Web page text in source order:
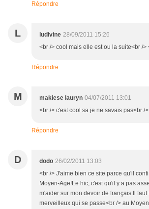
Répondre
L ludivine 28/09/2011 15:26
<br /> cool mais elle est ou la suite<br />
Répondre
M makiese lauryn 04/07/2011 13:01
<br /> c'est cool sa je ne savais pas<br /
Répondre
D dodo 26/02/2011 13:03
<br /> J'aime bien ce site parce qu'il
Moyen-Age!Le hic, c'est qu'il y a pas
m'aider sur mon devoir de français.Il faut
merveilleux qui se passe<br /> au